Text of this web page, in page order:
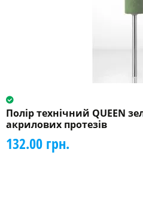
Полір технічний QUEEN
акрилових протезів
132.00 грн.